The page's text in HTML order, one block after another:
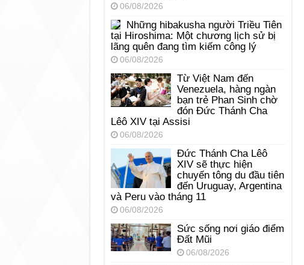
06/08/2026
Những hibakusha người Triều Tiên
tại Hiroshima: Một chương lịch sử bị
lãng quên đang tìm kiếm công lý
06/08/2026
Từ Việt Nam đến
Venezuela, hàng ngàn
bạn trẻ Phan Sinh chờ
đón Đức Thánh Cha
Lêô XIV tại Assisi
06/08/2026
Đức Thánh Cha Lêô
XIV sẽ thực hiện
chuyến tông du đầu tiên
đến Uruguay, Argentina
và Peru vào tháng 11
06/08/2026
Sức sống nơi giáo điểm
Đất Mũi
06/08/2026